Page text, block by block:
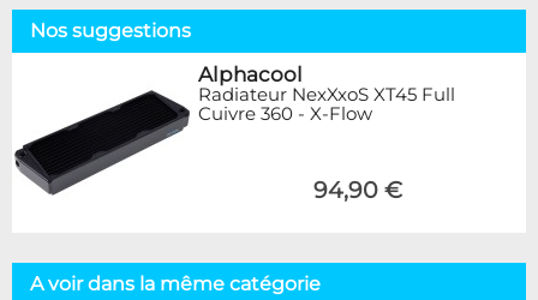
Nos suggestions
Alphacool
Radiateur NexXxoS XT45 Full
Cuivre 360 - X-Flow
94,90 €
A voir dans la même catégorie